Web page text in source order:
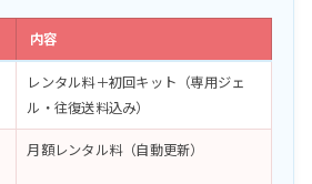
内容
レンタル料＋初回キット（専用ジェ
ル・往復送料込み）
月額レンタル料（自動更新）